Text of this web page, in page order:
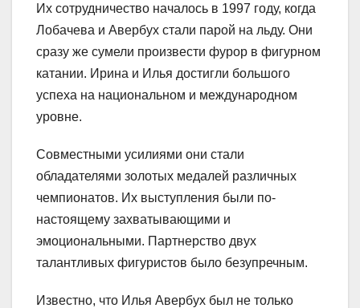
Их сотрудничество началось в 1997 году, когда
Лобачева и Авербух стали парой на льду. Они
сразу же сумели произвести фурор в фигурном
катании. Ирина и Илья достигли большого
успеха на национальном и международном
уровне.
Совместными усилиями они стали
обладателями золотых медалей различных
чемпионатов. Их выступления были по-
настоящему захватывающими и
эмоциональными. Партнерство двух
талантливых фигуристов было безупречным.
Известно, что Илья Авербух был не только